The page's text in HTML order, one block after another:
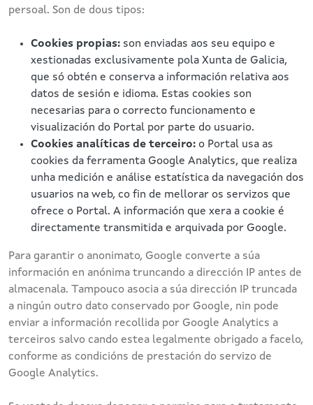
persoal. Son de dous tipos:
Cookies propias: son enviadas aos seu equipo e
xestionadas exclusivamente pola Xunta de Galicia,
que só obtén e conserva a información relativa aos
datos de sesión e idioma. Estas cookies son
necesarias para o correcto funcionamento e
visualización do Portal por parte do usuario.
Cookies analíticas de terceiro: o Portal usa as
cookies da ferramenta Google Analytics, que realiza
unha medición e análise estatística da navegación dos
usuarios na web, co fin de mellorar os servizos que
ofrece o Portal. A información que xera a cookie é
directamente transmitida e arquivada por Google.
Para garantir o anonimato, Google converte a súa
información en anónima truncando a dirección IP antes de
almacenala. Tampouco asocia a súa dirección IP truncada
a ningún outro dato conservado por Google, nin pode
enviar a información recollida por Google Analytics a
terceiros salvo cando estea legalmente obrigado a facelo,
conforme as condicións de prestación do servizo de
Google Analytics.